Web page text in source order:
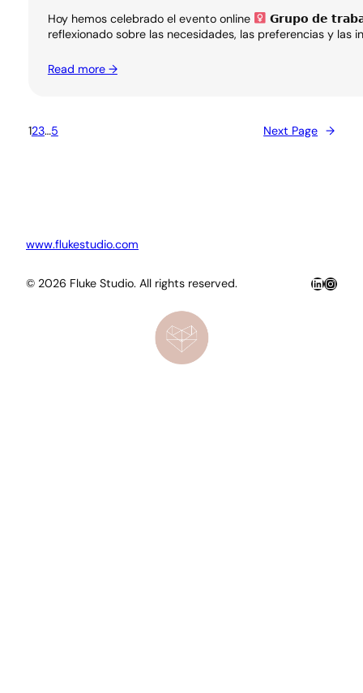
Hoy hemos celebrado el evento online
𝗚𝗿𝘂𝗽𝗼 𝗱𝗲
reflexionado sobre las necesidades, las preferencias y las
Read more →
123…5 Next Page →
www.flukestudio.com
© 2026 Fluke Studio. All rights reserved. LinkedIn